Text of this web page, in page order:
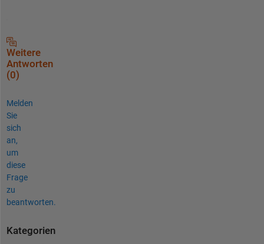
Weitere
Antworten
(0)
Melden
Sie
sich
an,
um
diese
Frage
zu
beantworten.
Kategorien